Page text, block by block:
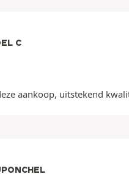
C
aankoop, uitstekend